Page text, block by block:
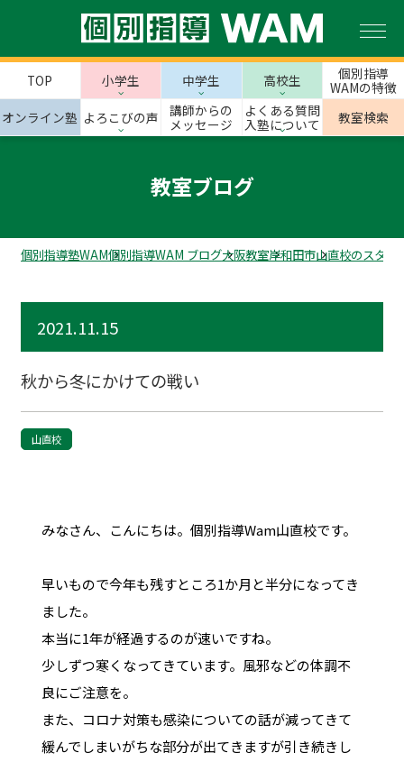
TOP 小学生 中学生 高校生
個別指導
WAMの特徴
オンライン塾 よろこびの声
講師からの
メッセージ
よくある質問
入塾について
教室検索
教室ブログ
個別指導塾WAM個別指導WAM ブログ大阪教室岸和田市山直校のスタッ
2021.11.15
秋から冬にかけての戦い
山直校
みなさん、こんにちは。個別指導Wam山直校です。
早いもので今年も残すところ1か月と半分になってき
ました。
本当に1年が経過するのが速いですね。
少しずつ寒くなってきています。風邪などの体調不
良にご注意を。
また、コロナ対策も感染についての話が減ってきて
緩んでしまいがちな部分が出てきますが引き続きし